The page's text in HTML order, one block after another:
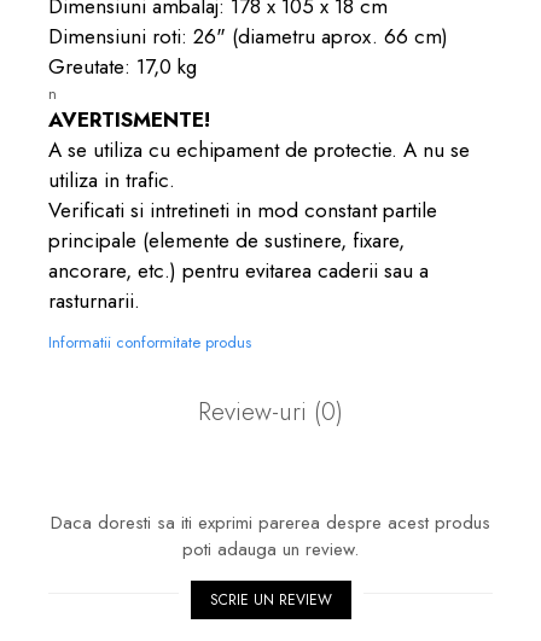
Dimensiuni ambalaj: 178 x 105 x 18 cm
Dimensiuni roti: 26" (diametru aprox. 66 cm)
Greutate: 17,0 kg
n
AVERTISMENTE!
A se utiliza cu echipament de protectie. A nu se
utiliza in trafic.
Verificati si intretineti in mod constant partile
principale (elemente de sustinere, fixare,
ancorare, etc.) pentru evitarea caderii sau a
rasturnarii.
Informatii conformitate produs
Review-uri (0)
Daca doresti sa iti exprimi parerea despre acest produs
poti adauga un review.
SCRIE UN REVIEW